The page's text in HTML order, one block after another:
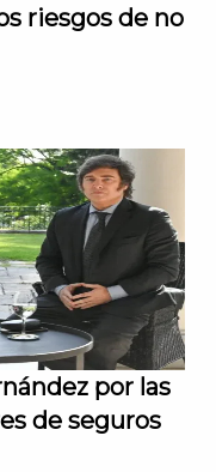
riesgos de no
por las
de seguros